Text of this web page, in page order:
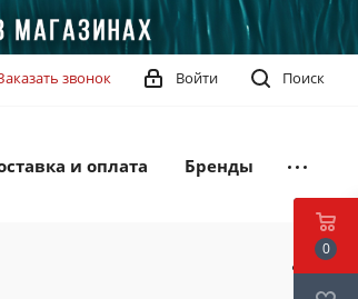
Поиск
Войти
звонок
и оплата Бренды
0